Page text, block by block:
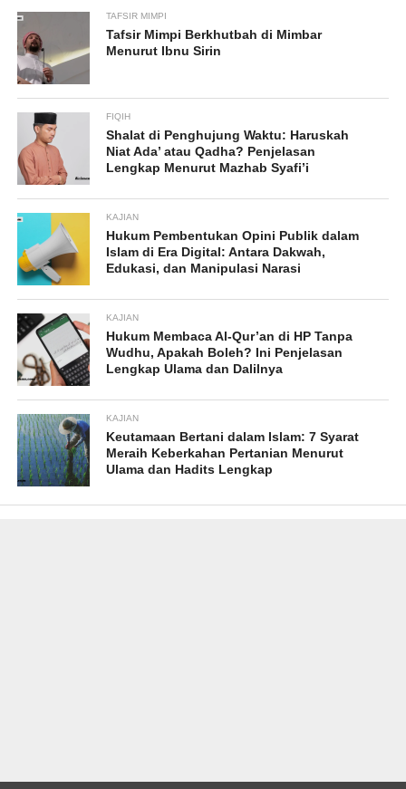
TAFSIR MIMPI
Tafsir Mimpi Berkhutbah di Mimbar
Menurut Ibnu Sirin
FIQIH
Shalat di Penghujung Waktu: Haruskah
Niat Ada’ atau Qadha? Penjelasan
Lengkap Menurut Mazhab Syafi’i
KAJIAN
Hukum Pembentukan Opini Publik dalam
Islam di Era Digital: Antara Dakwah,
Edukasi, dan Manipulasi Narasi
KAJIAN
Hukum Membaca Al-Qur’an di HP Tanpa
Wudhu, Apakah Boleh? Ini Penjelasan
Lengkap Ulama dan Dalilnya
KAJIAN
Keutamaan Bertani dalam Islam: 7 Syarat
Meraih Keberkahan Pertanian Menurut
Ulama dan Hadits Lengkap